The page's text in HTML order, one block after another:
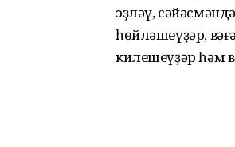
эҙләү,
һөй­ләшеүҙәр,
килешеүҙәр һәм